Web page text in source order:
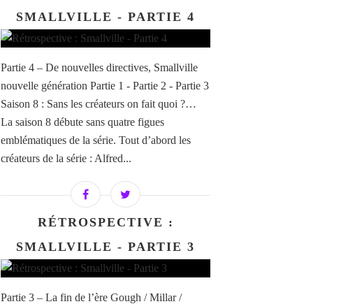
SMALLVILLE - PARTIE 4
Partie 4 – De nouvelles directives, Smallville
nouvelle génération Partie 1 - Partie 2 - Partie 3
Saison 8 : Sans les créateurs on fait quoi ?…
La saison 8 débute sans quatre figues
emblématiques de la série. Tout d’abord les
créateurs de la série : Alfred...
RÉTROSPECTIVE :
SMALLVILLE - PARTIE 3
Partie 3 – La fin de l’ère Gough / Millar /